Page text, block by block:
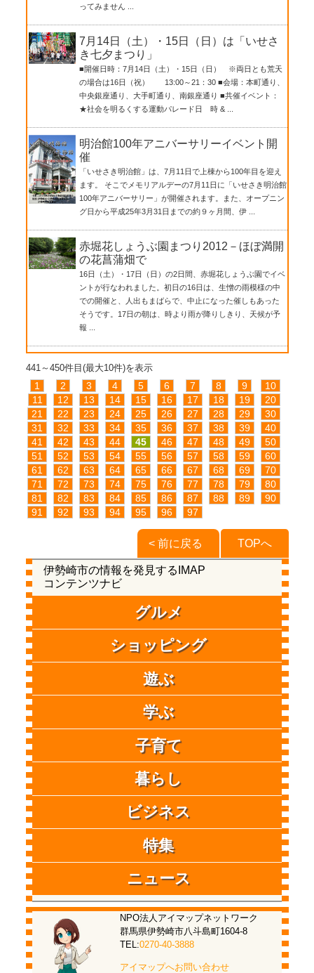
ってみません ...
7月14日（土）・15日（日）は「いせさ
き七夕まつり」
■開催日時：7月14日（土）・15日（日） ※両日とも荒天
の場合は16日（祝） 13:00～21：30 ■会場：本町通り、
中央銀座通り、大手町通り、南銀座通り ■共催イベント：
★社会を明るくする運動パレード日 時 & ...
明治館100年アニバーサリーイベント開
催
「いせさき明治館」は、7月11日で上棟から100年目を迎え
ます。 そこでメモリアルデーの7月11日に「いせさき明治館
100年アニバーサリー」が開催されます。また、オープニン
グ日から平成25年3月31日までの約９ヶ月間、伊 ...
赤堀花しょうぶ園まつり2012－ほぼ満開
の花菖蒲畑で
16日（土）・17日（日）の2日間、赤堀花しょうぶ園でイベ
ントが行なわれました。初日の16日は、生憎の雨模様の中
での開催と、人出もまばらで、中止になった催しもあった
そうです。17日の朝は、時より雨が降りしきり、天候が予
報 ...
441～450件目(最大10件)を表示
1 2 3 4 5 6 7 8 9
10
11
12 13 14 15 16 17 18 19
20
21
22 23 24 25 26 27 28 29
30
31
32 33 34 35 36 37 38 39
40
41
42 43 44 45 46 47 48 49
50
51
52 53 54 55 56 57 58 59
60
61
62 63 64 65 66 67 68 69
70
71
72 73 74 75 76 77 78 79
80
81
82 83 84 85 86 87 88 89
90
91
92 93 94 95 96 97
TOPへ
< 前に戻る
伊勢崎市の情報を発見するIMAP
コンテンツナビ
グルメ
ショッピング
遊ぶ
学ぶ
子育て
暮らし
ビジネス
特集
ニュース
NPO法人アイマップネットワーク
群馬県伊勢崎市八斗島町1604-8
TEL:0270-40-3888
アイマップへお問い合わせ